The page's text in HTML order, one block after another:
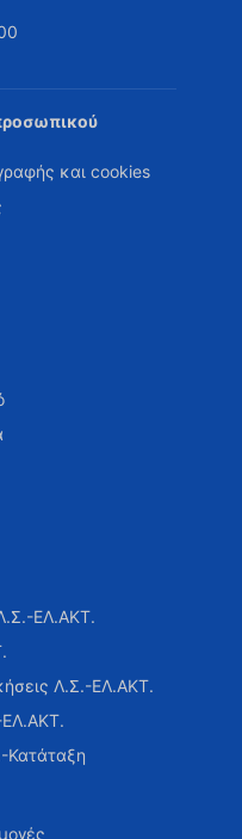
και cookies
ΕΛ.ΑΚΤ.
Λ.Σ.-ΕΛ.ΑΚΤ.
Κατάταξη